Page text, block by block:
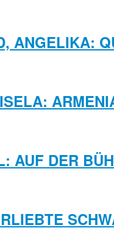
ANGELIKA:
AUF DER